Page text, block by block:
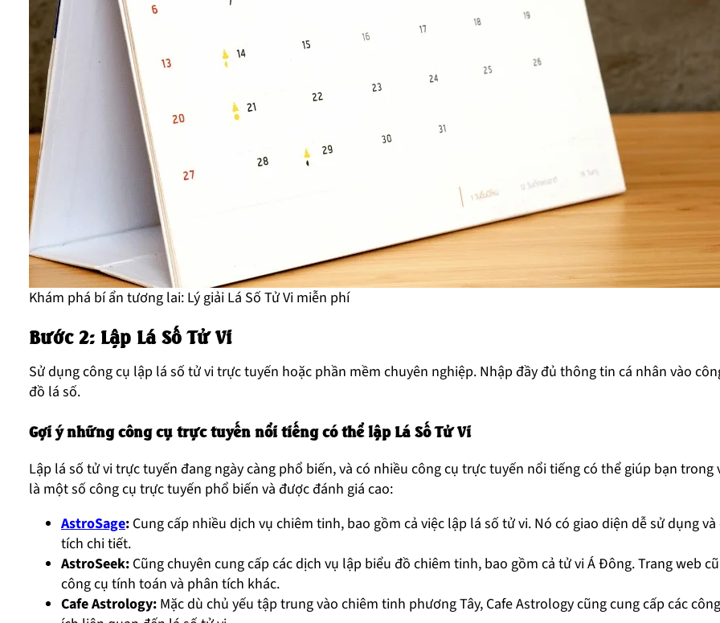
Khám phá bí ẩn tương lai: Lý giải Lá Số Tử Vi miễn phí
Bước 2: Lập Lá Số Tử Vi
Sử dụng công cụ lập lá số tử vi trực tuyến hoặc phần mềm chuyên nghiệp. Nhập đầy đủ thông tin cá nhân vào
đồ lá số.
Gợi ý những công cụ trực tuyến nổi tiếng có thể lập Lá Số Tử Vi
Lập lá số tử vi trực tuyến đang ngày càng phổ biến, và có nhiều công cụ trực tuyến nổi tiếng có thể giúp bạn trong
là một số công cụ trực tuyến phổ biến và được đánh giá cao:
AstroSage: Cung cấp nhiều dịch vụ chiêm tinh, bao gồm cả việc lập lá số tử vi. Nó có giao diện dễ sử dụng
tích chi tiết.
AstroSeek: Cũng chuyên cung cấp các dịch vụ lập biểu đồ chiêm tinh, bao gồm cả tử vi Á Đông. Trang web
công cụ tính toán và phân tích khác.
Cafe Astrology: Mặc dù chủ yếu tập trung vào chiêm tinh phương Tây, Cafe Astrology cũng cung cấp các